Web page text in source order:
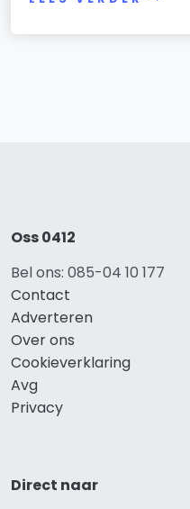
Oss 0412
Bel ons: 085-04 10 177
Contact
Adverteren
Over ons
Cookieverklaring
Avg
Privacy
Direct naar